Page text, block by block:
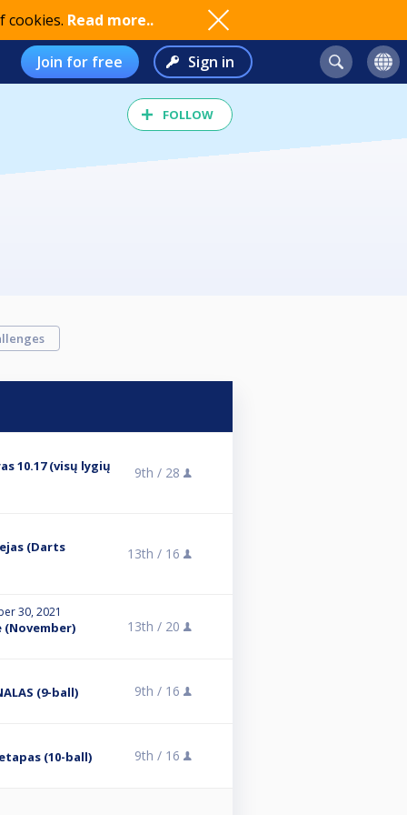
cookies. Read more..
Join for free Sign in
FOLLOW
10.17 (visų lygių
9th / 28
(Darts
13th / 16
30, 2021
13th / 20
(9-ball) 9th / 16
(10-ball) 9th / 16